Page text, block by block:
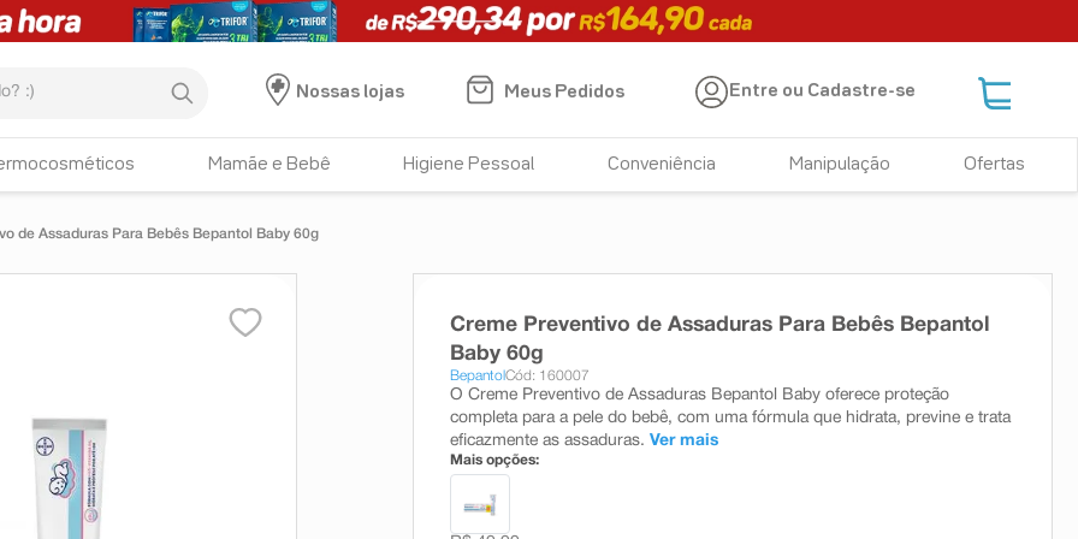
Nossas lojas
Meus Pedidos Entre ou Cadastre-se
Mamãe e Bebê Higiene Pessoal Conveniência Manipulação Ofertas
de Assaduras Para Bebês Bepantol Baby 60g
Creme Preventivo de Assaduras Para Bebês Bepantol
Baby 60g
BepantolCód: 160007
O Creme Preventivo de Assaduras Bepantol Baby oferece proteção
completa para a pele do bebê, com uma fórmula que hidrata, previne e trata
eficazmente as assaduras. Ver mais
Mais opções: